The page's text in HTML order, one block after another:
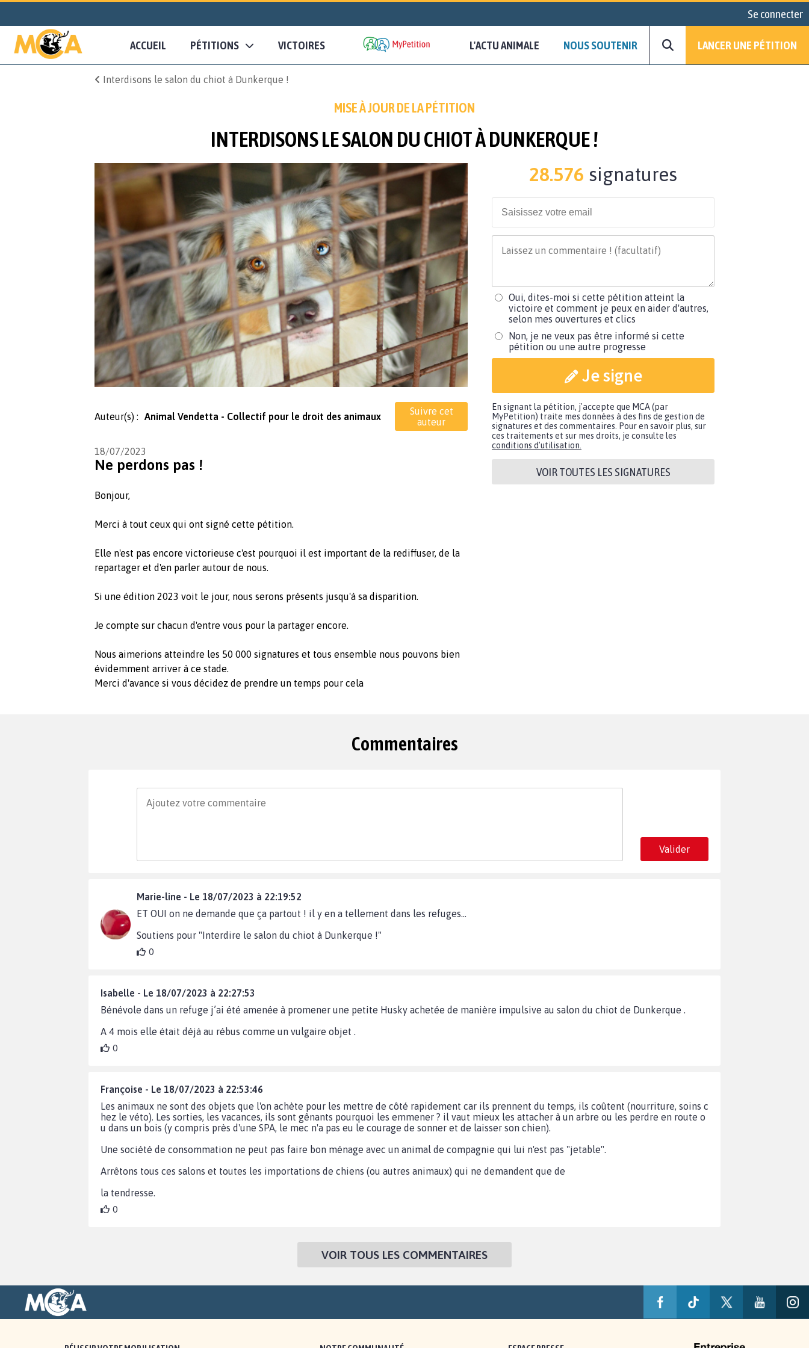
Se connecter
ACCUEIL PÉTITIONS VICTOIRES L'ACTU ANIMALE NOUS SOUTENIR LANCER UNE PÉTITION
Interdisons le salon du chiot à Dunkerque !
MISE À JOUR DE LA PÉTITION
INTERDISONS LE SALON DU CHIOT À DUNKERQUE !
Auteur(s) : Animal Vendetta - Collectif pour le droit des animaux
Suivre cet
auteur
18/07/2023
Ne perdons pas !
Bonjour,
Merci à tout ceux qui ont signé cette pétition.
Elle n'est pas encore victorieuse c'est pourquoi il est important de la rediffuser, de la
repartager et d'en parler autour de nous.
Si une édition 2023 voit le jour, nous serons présents jusqu'à sa disparition.
Je compte sur chacun d'entre vous pour la partager encore.
Nous aimerions atteindre les 50 000 signatures et tous ensemble nous pouvons bien
évidemment arriver à ce stade.
Merci d'avance si vous décidez de prendre un temps pour cela
28.576 signatures
Oui, dites-moi si cette pétition atteint la
victoire et comment je peux en aider d'autres,
selon mes ouvertures et clics
Non, je ne veux pas être informé si cette
pétition ou une autre progresse
Je signe
En signant la pétition, j'accepte que MCA (par
MyPetition) traite mes données à des fins de gestion de
signatures et des commentaires. Pour en savoir plus, sur
ces traitements et sur mes droits, je consulte les
conditions d'utilisation.
VOIR TOUTES LES SIGNATURES
Commentaires
Valider
Marie-line - Le 18/07/2023 à 22:19:52
ET OUI on ne demande que ça partout ! il y en a tellement dans les refuges...
Soutiens pour "Interdire le salon du chiot à Dunkerque !"
0
Isabelle - Le 18/07/2023 à 22:27:53
Bénévole dans un refuge j’ai été amenée à promener une petite Husky achetée de manière impulsive au salon du chiot de Dunkerque .
A 4 mois elle était déjà au rébus comme un vulgaire objet .
0
Françoise - Le 18/07/2023 à 22:53:46
Les animaux ne sont des objets que l'on achète pour les mettre de côté rapidement car ils prennent du temps, ils coûtent (nourriture, soins c
hez le véto). Les sorties, les vacances, ils sont gênants pourquoi les emmener ? il vaut mieux les attacher à un arbre ou les perdre en route o
u dans un bois (y compris près d'une SPA, le mec n'a pas eu le courage de sonner et de laisser son chien).
Une société de consommation ne peut pas faire bon ménage avec un animal de compagnie qui lui n'est pas "jetable".
Arrêtons tous ces salons et toutes les importations de chiens (ou autres animaux) qui ne demandent que de
la tendresse.
0
VOIR TOUS LES COMMENTAIRES